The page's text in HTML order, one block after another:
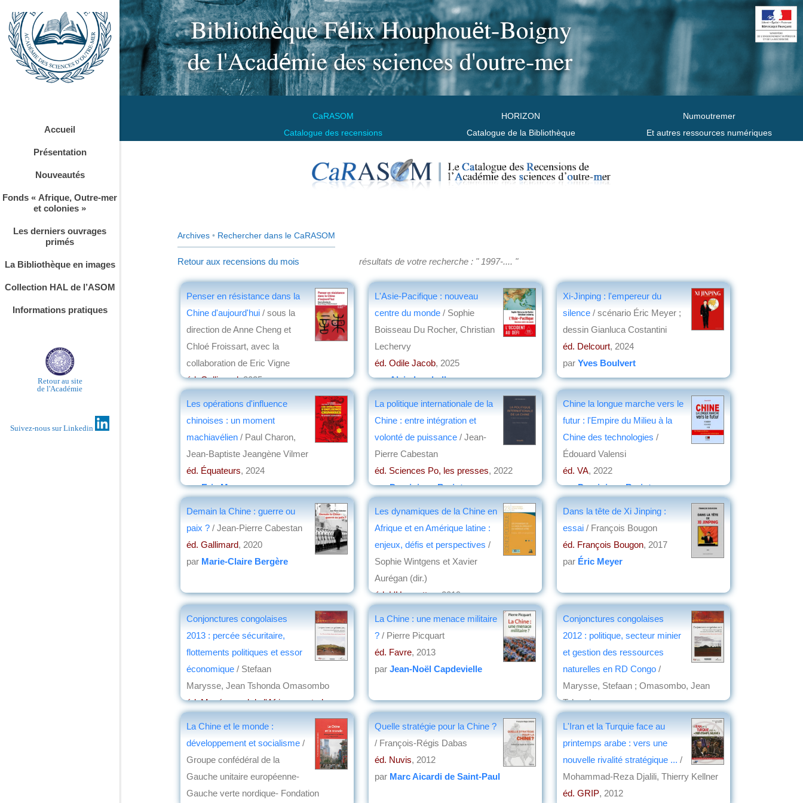
CaRASOM
Catalogue des recensions
HORIZON
Catalogue de la Bibliothèque
Numoutremer
Et autres ressources numériques
Accueil
Présentation
Nouveautés
Fonds « Afrique, Outre-mer
et colonies »
Les derniers ouvrages
primés
La Bibliothèque en images
Collection HAL de l’ASOM
Informations pratiques
Retour au site
de l'Académie
Suivez-nous sur Linkedin
Archives • Rechercher dans le CaRASOM
Retour aux recensions du mois résultats de votre recherche : " 1997-.... "
Penser en résistance dans la
Chine d'aujourd'hui / sous la
direction de Anne Cheng et
Chloé Froissart, avec la
collaboration de Eric Vigne
éd. Gallimard, 2025
L'Asie-Pacifique : nouveau
centre du monde / Sophie
Boisseau Du Rocher, Christian
Lechervy
éd. Odile Jacob, 2025
parAlain Lamballe
Xi-Jinping : l'empereur du
silence / scénario Éric Meyer ;
dessin Gianluca Costantini
éd. Delcourt, 2024
par Yves Boulvert
Les opérations d'influence
chinoises : un moment
machiavélien / Paul Charon,
Jean-Baptiste Jeangène Vilmer
éd. Équateurs, 2024
parEric Meyer
La politique internationale de la
Chine : entre intégration et
volonté de puissance / Jean-
Pierre Cabestan
éd. Sciences Po, les presses, 2022
parDominique Barjot
Chine la longue marche vers le
futur : l'Empire du Milieu à la
Chine des technologies /
Édouard Valensi
éd. VA, 2022
parDominique Barjot
Demain la Chine : guerre ou
paix ? / Jean-Pierre Cabestan
éd. Gallimard, 2020
par Marie-Claire Bergère
Les dynamiques de la Chine en
Afrique et en Amérique latine :
enjeux, défis et perspectives /
Sophie Wintgens et Xavier
Aurégan (dir.)
éd. L'Harmattan, 2019
Dans la tête de Xi Jinping :
essai / François Bougon
éd. François Bougon, 2017
par Éric Meyer
Conjonctures congolaises
2013 : percée sécuritaire,
flottements politiques et essor
économique / Stefaan
Marysse, Jean Tshonda Omasombo
éd. Musée royal de l'Afrique centrale -
La Chine : une menace militaire
? / Pierre Picquart
éd. Favre, 2013
par Jean-Noël Capdevielle
Conjonctures congolaises
2012 : politique, secteur minier
et gestion des ressources
naturelles en RD Congo /
Marysse, Stefaan ; Omasombo, Jean
Tshonda
La Chine et le monde :
développement et socialisme /
Groupe confédéral de la
Gauche unitaire européenne-
Gauche verte nordique- Fondation
Quelle stratégie pour la Chine ?
/ François-Régis Dabas
éd. Nuvis, 2012
par Marc Aicardi de Saint-Paul
L'Iran et la Turquie face au
printemps arabe : vers une
nouvelle rivalité stratégique ... /
Mohammad-Reza Djalili, Thierry Kellner
éd. GRIP, 2012